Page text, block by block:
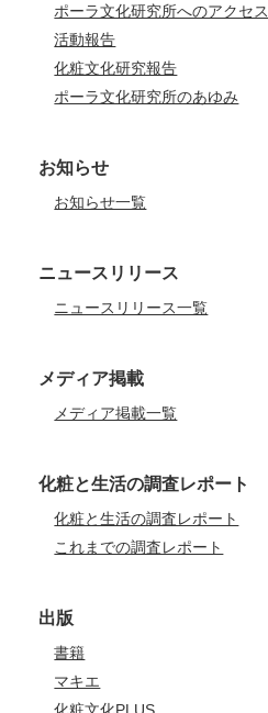
ポーラ文化研究所へのアクセス
活動報告
化粧文化研究報告
ポーラ文化研究所のあゆみ
お知らせ
お知らせ一覧
ニュースリリース
ニュースリリース一覧
メディア掲載
メディア掲載一覧
化粧と生活の調査レポート
化粧と生活の調査レポート
これまでの調査レポート
出版
書籍
マキエ
化粧文化PLUS